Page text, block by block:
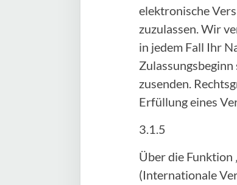
elektronische
zuzulassen. Wir
in jedem Fall Ihr
zusenden.
Erfüllung eines
3.1.5
Über die Funktion
(Internationale